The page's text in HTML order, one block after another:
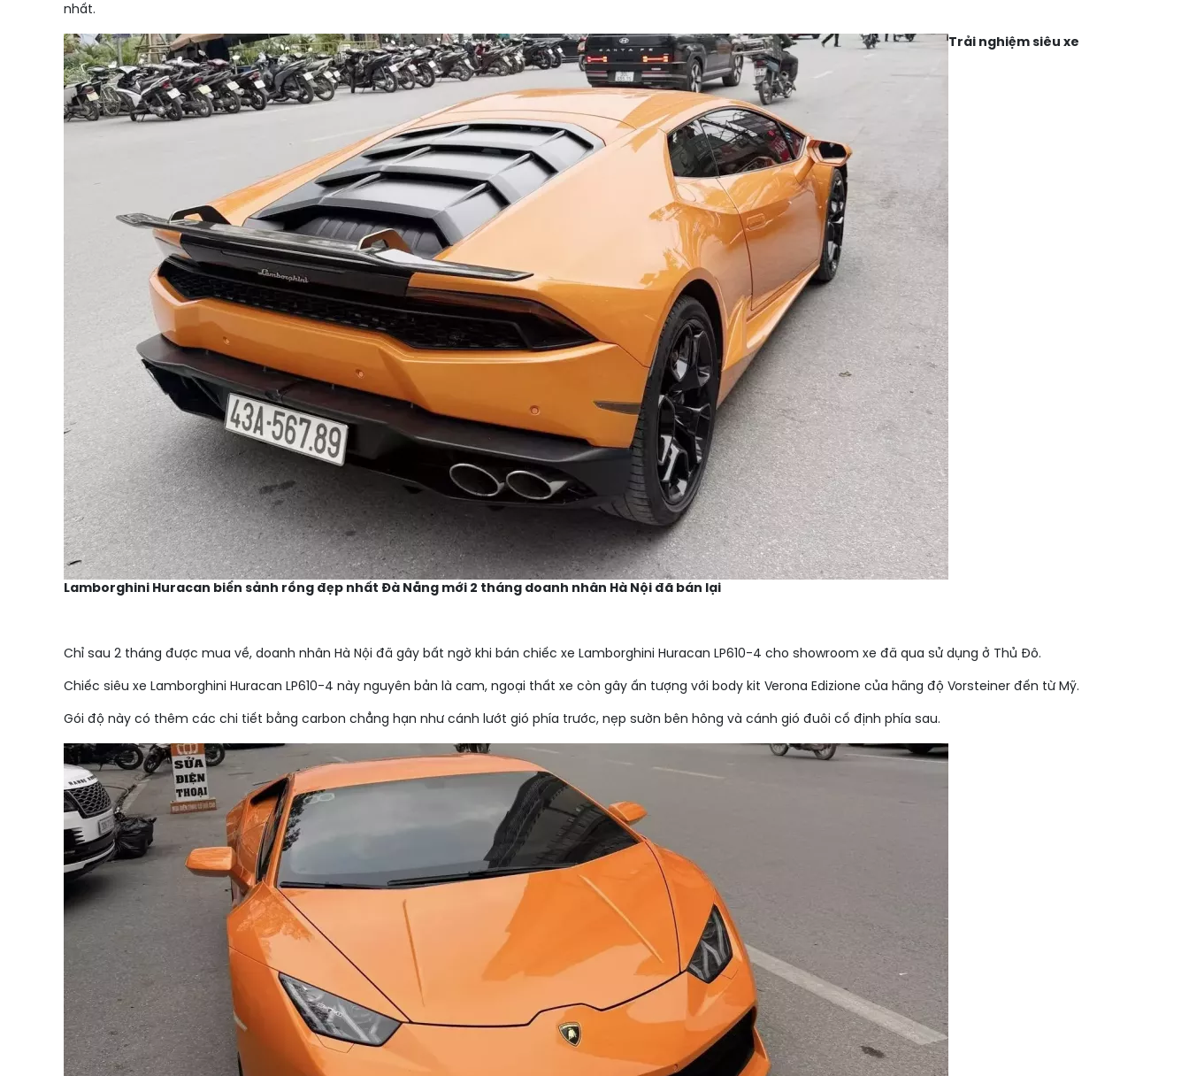
nhất.
Trải nghiệm siêu xe
Lamborghini Huracan biển sảnh rồng đẹp nhất Đà Nẵng mới 2 tháng doanh nhân Hà Nội đã bán lại
Chỉ sau 2 tháng được mua về, doanh nhân Hà Nội đã gây bất ngờ khi bán chiếc xe Lamborghini Huracan LP610-4 cho showroom xe đã qua sử dụng ở Thủ Đô.
Chiếc siêu xe Lamborghini Huracan LP610-4 này nguyên bản là cam, ngoại thất xe còn gây ấn tượng với body kit Verona Edizione của hãng độ Vorsteiner đến từ Mỹ.
Gói độ này có thêm các chi tiết bằng carbon chẳng hạn như cánh lướt gió phía trước, nẹp sườn bên hông và cánh gió đuôi cố định phía sau.